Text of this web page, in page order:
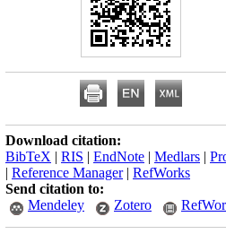
Download citation:
BibTeX | RIS | EndNote | Medlars |
| Reference Manager| RefWorks
Send citation to:
Mendeley
Zotero